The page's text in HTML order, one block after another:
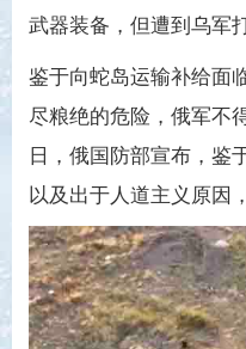
武器装备，但遭到乌军
鉴于向蛇岛运输补给面
尽粮绝的危险，俄军不
日，俄国防部宣布，鉴
以及出于人道主义原因